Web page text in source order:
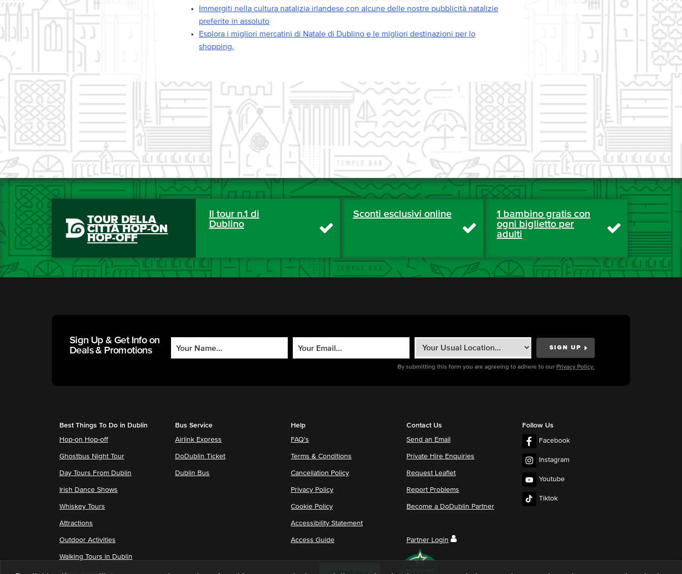
Immergiti nella cultura natalizia irlandese con alcune delle nostre pubblicità natalizie
preferite in assoluto
Esplora i migliori mercatini di Natale di Dublino e le migliori destinazioni per lo
shopping.
TOUR DELLA
CITTÀ HOP-ON
HOP-OFF
Il tour n.1 di
Dublino
Sconti esclusivi online
1 bambino gratis con
ogni biglietto per
adulti
Sign Up & Get Info on
Deals & Promotions
By submitting this form you are agreeing to adhere to our Privacy Policy.
Best Things To Do in Dublin
Hop-on Hop-off
Ghostbus Night Tour
Day Tours From Dublin
Irish Dance Shows
Whiskey Tours
Attractions
Outdoor Activities
Walking Tours in Dublin
Bus Service
Airlink Express
DoDublin Ticket
Dublin Bus
Help
FAQ's
Terms & Conditions
Cancellation Policy
Privacy Policy
Cookie Policy
Accessibility Statement
Access Guide
Contact Us
Send an Email
Private Hire Enquiries
Request Leaflet
Report Problems
Become a DoDublin Partner
Partner Login
Follow Us
Facebook
Instagram
Youtube
Tiktok